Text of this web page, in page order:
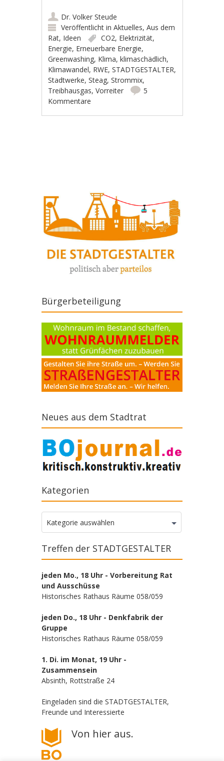
Dr. Volker Steude
Veröffentlicht inAktuelles,Aus dem
Rat, Ideen CO2, Elektrizität,
Energie, Erneuerbare Energie,
Greenwashing, Klima,klimaschädlich,
Klimawandel, RWE,STADTGESTALTER,
Stadtwerke,Steag,Strommix,
Treibhausgas,Vorreiter
5
Kommentare
Bürgerbeteiligung
Neues aus dem Stadtrat
Kategorien
Kategorien
Kategorie auswählen
Treffen der STADTGESTALTER
jeden Mo., 18 Uhr - Vorbereitung Rat
und Ausschüsse
Historisches Rathaus Räume 058/059
jeden Do., 18 Uhr - Denkfabrik der
Gruppe
Historisches Rathaus Räume 058/059
1. Di. im Monat, 19 Uhr -
Zusammensein
Absinth, Rottstraße 24
Eingeladen sind die STADTGESTALTER,
Freunde und Interessierte
Von hier aus.